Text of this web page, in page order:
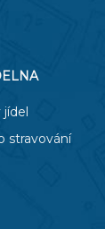
jídel
stravování